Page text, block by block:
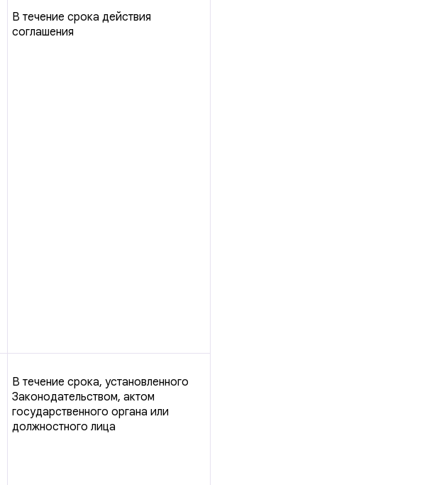
В течение срока действия
соглашения
В течение срока, установленного
Законодательством, актом
государственного органа или
должностного лица